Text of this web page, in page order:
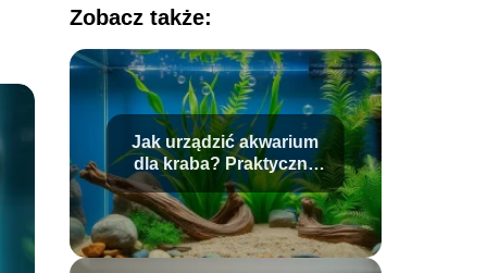
Zobacz także:
Jak urządzić akwarium
dla kraba? Praktyczne
porady i wskazówki